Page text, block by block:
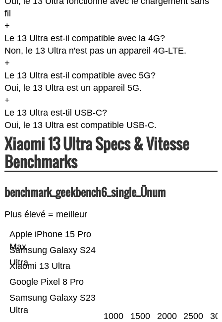
fil
+
Le 13 Ultra est-il compatible avec la 4G?
Non, le 13 Ultra n'est pas un appareil 4G-LTE.
+
Le 13 Ultra est-il compatible avec 5G?
Oui, le 13 Ultra est un appareil 5G.
+
Le 13 Ultra est-til USB-C?
Oui, le 13 Ultra est compatible USB-C.
Xiaomi 13 Ultra Specs & Vitesse
Benchmarks
benchmark_geekbench6_single_Ünum
Plus élevé = meilleur
Samsung Galaxy S23
Ultra
Google Pixel 8 Pro
Xiaomi 13 Ultra
Samsung Galaxy S24
Ultra
Apple iPhone 15 Pro
Max
1000 1500 2000 2500